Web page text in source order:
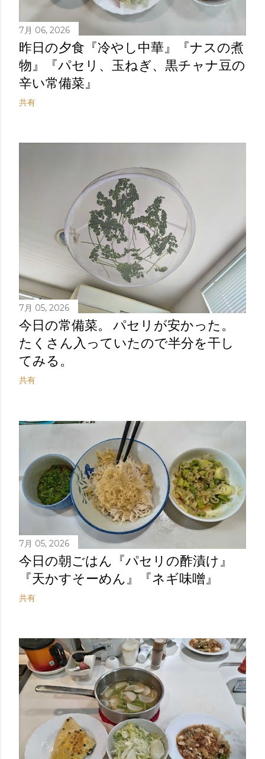
7月 06, 2026
昨日の夕食『冷やし中華』『ナスの煮
物』『パセリ、玉ねぎ、黒チャナ豆の
辛い常備菜』
共有
7月 05, 2026
今日の常備菜。 パセリが安かった。
たくさん入っていたので半分を干し
てみる。
共有
7月 05, 2026
今日の朝ごはん『パセリの酢漬け』
『天かすそーめん』『ネギ味噌』
共有